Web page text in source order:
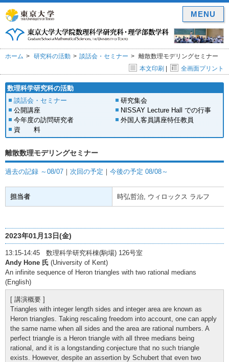
ホーム 研究科の活動 談話会・セミナー
離散数理モデリングセミナー
本文印刷 | 全画面プリント
数理科学研究科の活動
談話会・セミナー
研究集会
公開講座
NISSAY Lecture Hall での行事
今年度の訪問研究者
外国人客員講座特任教員
資 料
離散数理モデリングセミナー
過去の記録 ～08/07 ｜ 次回の予定 ｜ 今後の予定 08/08～
担当者 時弘哲治, ウィロックス ラルフ
2023年01月13日(金)
13:15-14:45 数理科学研究科棟(駒場) 126号室
Andy Hone 氏 (University of Kent)
An infinite sequence of Heron triangles with two rational medians
(English)
[ 講演概要 ]
Triangles with integer length sides and integer area are known as
Heron triangles. Taking rescaling freedom into account, one can apply
the same name when all sides and the area are rational numbers. A
perfect triangle is a Heron triangle with all three medians being
rational, and it is a longstanding conjecture that no such triangle
exists. However, despite an assertion by Schubert that even two
MENU